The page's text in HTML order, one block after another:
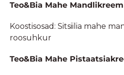
Teo&Bia Mahe
Koostisosad: Sitsiilia mahe
roosuhkur
Teo&Bia Mahe